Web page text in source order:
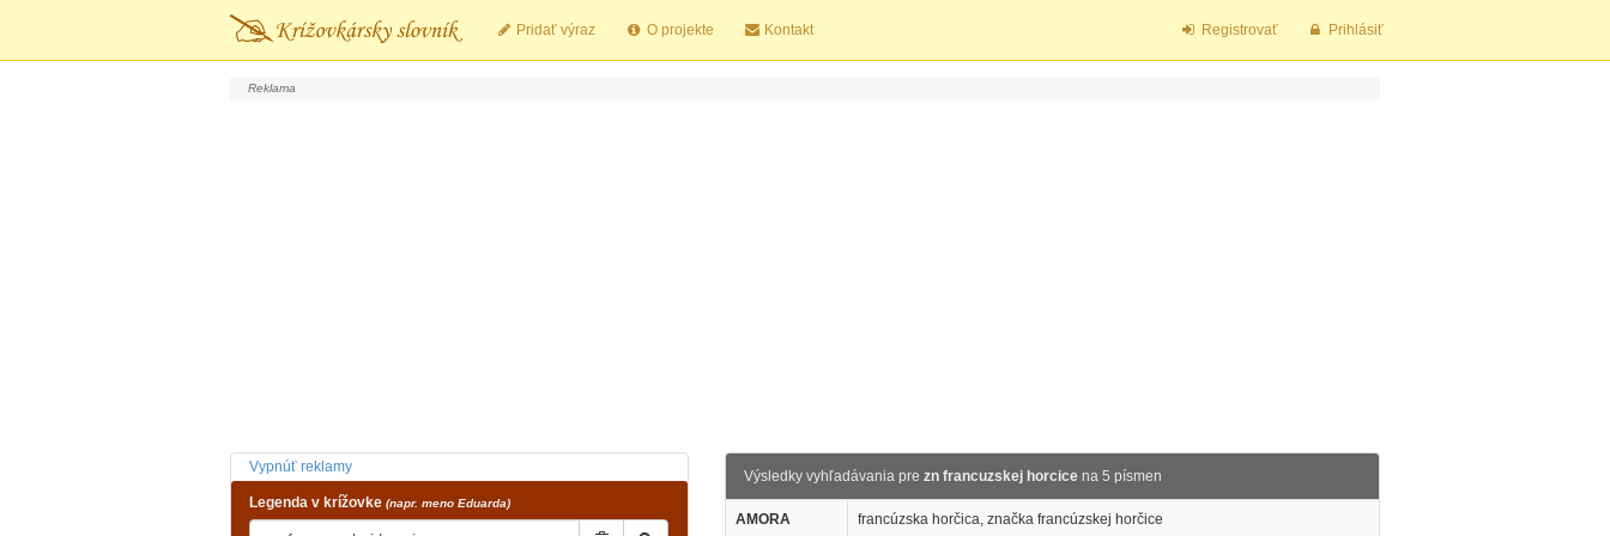
Pridať výraz O projekte Kontakt Registrovať Prihlásiť
Vypnúť reklamy
Legenda v krížovke (napr. meno Eduarda)
Výsledky vyhľadávania pre zn francuzskej horcicena 5 písmen
AMORA francúzska horčica, značka francúzskej horčice